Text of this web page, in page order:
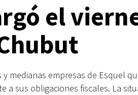
el
medianas empresas de Esquel
a sus obligaciones fiscales. La